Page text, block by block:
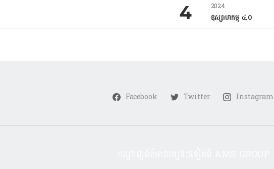
2024
ឧស្សាហកម្ម ៤.០
Facebook Twitter Instagram